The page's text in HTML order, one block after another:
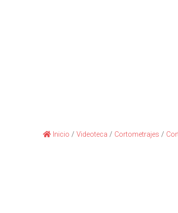
Inicio / Videoteca / Cortometrajes /